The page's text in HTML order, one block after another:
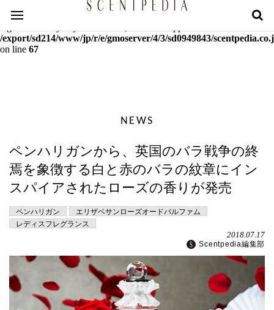
Warning
: mcrypt_decrypt(): Key of size 18 not supported by this
/export/sd214/www/jp/r/e/gmoserver/4/3/sd0949843/
on line 67
NEWS
ペンハリガンから、英国のバラ戦争の終
焉を象徴する白と赤のバラの紋章にイン
スパイアされたローズの香りが発売
ペンハリガン
エリザベサンローズオードパルファム
レディスフレグランス
2018.07.17
Scentpedia編集部